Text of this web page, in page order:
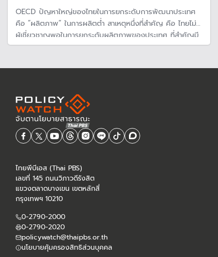
OECD ปัญหาใหญ่ของไทยในการยกระดับการพัฒนาประเทศ
คือ “ผลิตภาพ“ ในการผลิตต่ำ สาเหตุหนึ่งที่สำคัญ คือ ไทยไม่มี
ผู้เชี่ยวชาญพอในการยกระดับผลิตภาพของประเทศ ที่สำคัญมี
ปัญหาเรื่องระบบข้อมูล มีไม่เพียงพอ หรือเอกภาพมากพอจะนำ
ไทยพีบีเอส (Thai PBS)
เลขที่ 145 ถนนวิภาวดีรังสิต
แขวงตลาดบางเขน เขตหลักสี่
กรุงเทพฯ 10210
0-2790-2000
0-2790-2020
policywatch@thaipbs.or.th
นโยบายคุ้มครองสิทธิส่วนบุคคล